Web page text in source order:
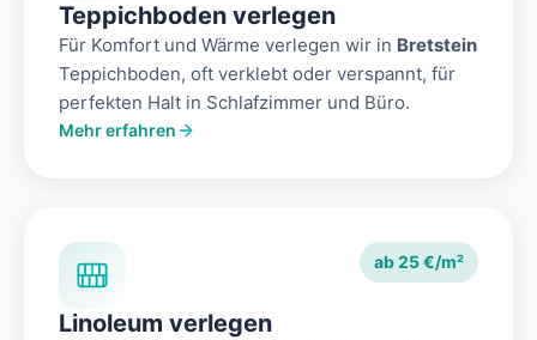
Teppichboden verlegen
Für Komfort und Wärme verlegen wir in Bretstein
Teppichboden, oft verklebt oder verspannt, für
perfekten Halt in Schlafzimmer und Büro.
Mehr erfahren
ab 25 €/m²
Linoleum verlegen